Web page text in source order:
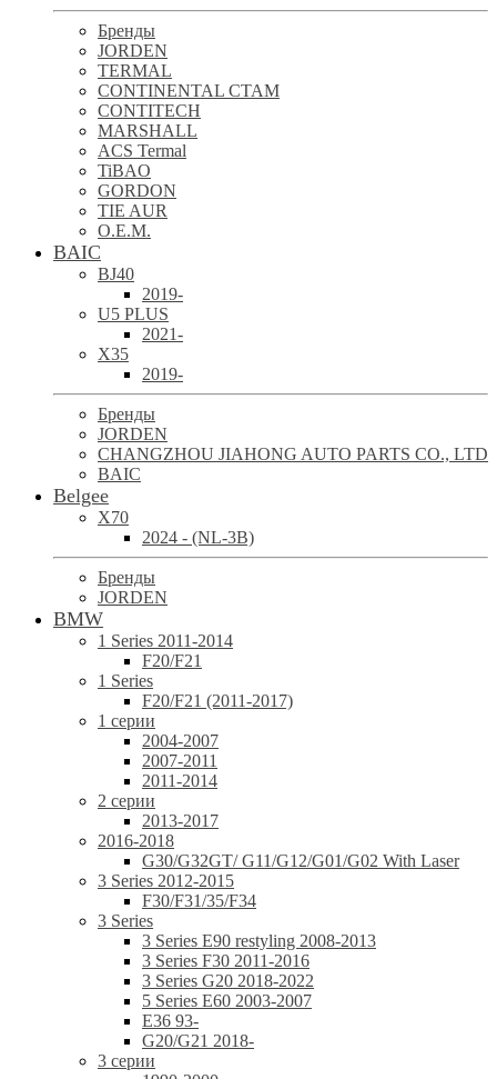
Бренды
JORDEN
TERMAL
CONTINENTAL CTAM
CONTITECH
MARSHALL
ACS Termal
TiBAO
GORDON
TIE AUR
O.E.M.
BAIC
BJ40
2019-
U5 PLUS
2021-
X35
2019-
Бренды
JORDEN
CHANGZHOU JIAHONG AUTO PARTS CO., LTD
BAIC
Belgee
X70
2024 - (NL-3B)
Бренды
JORDEN
BMW
1 Series 2011-2014
F20/F21
1 Series
F20/F21 (2011-2017)
1 серии
2004-2007
2007-2011
2011-2014
2 серии
2013-2017
2016-2018
G30/G32GT/ G11/G12/G01/G02 With Laser
3 Series 2012-2015
F30/F31/35/F34
3 Series
3 Series E90 restyling 2008-2013
3 Series F30 2011-2016
3 Series G20 2018-2022
5 Series E60 2003-2007
E36 93-
G20/G21 2018-
3 серии